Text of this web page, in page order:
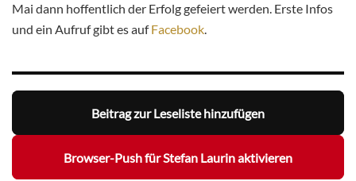
Mai dann hoffentlich der Erfolg gefeiert werden. Erste Infos
und ein Aufruf gibt es aufFacebook.
Beitrag zur Leseliste hinzufügen
Browser-Push für Stefan Laurin aktivieren